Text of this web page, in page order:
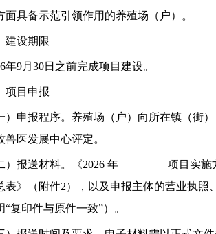
面具备示范引领作用的养殖场（户）。
建设期限
年9月 30日之前完成项目建设。
项目申报
）申报程序。 养殖场（户）向所在镇（街
兽医发展中心评定。
）报送材料。《2026 年 项目实施
表》 （附件2） ， 以及申报主体的营业执照
“复印件与原件一致”）。